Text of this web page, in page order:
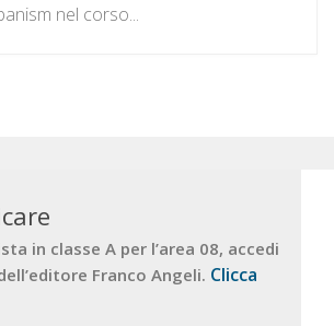
nel corso...
in classe A per l’area 08, accedi
Franco Angeli. Clicca